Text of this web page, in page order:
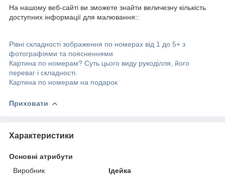
На нашому веб-сайті ви зможете знайти величезну кількість
доступних інформації для малювання::
Рівні складності зображення по номерах від 1 до 5+ з
фотографіями та поясненнями
Картина по номерам? Суть цього виду рукоділля, його
переваг і складності.
Картина по номерам на подарок
Приховати
Характеристики
Основні атрибути
Виробник
Ідейка